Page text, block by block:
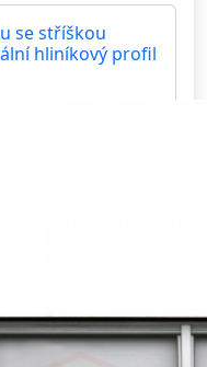
se stříškou
hliníkový profil